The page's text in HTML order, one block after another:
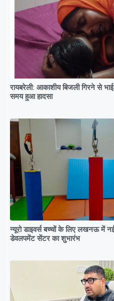
रायबरेली: आकाशीय बिजली गिरने से
समय हुआ हादसा
न्यूरो डाइवर्स बच्चों के लिए लखनऊ में नई
डेवलपमेंट सेंटर का शुभारंभ